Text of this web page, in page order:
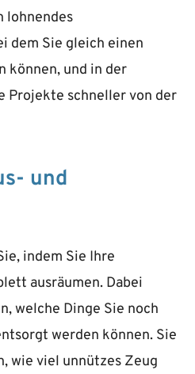
lohnendes
dem Sie gleich einen
können, und in der
Projekte schneller von der
und
indem Sie Ihre
ausräumen. Dabei
welche Dinge Sie noch
werden können. Sie
wie viel unnützes Zeug